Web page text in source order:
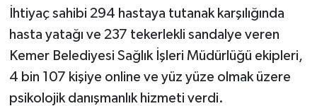
İhtiyaç sahibi 294 hastaya tutanak karşılığında
hasta yatağı ve 237 tekerlekli sandalye veren
Kemer Belediyesi Sağlık İşleri Müdürlüğü ekipleri,
4 bin 107 kişiye online ve yüz yüze olmak üzere
psikolojik danışmanlık hizmeti verdi.